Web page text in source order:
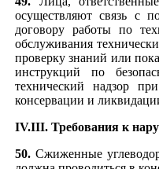
осуществляют связь с
договору работы по
обслуживания
проверку знаний или
инструкций по
технический надзор
консервации и
IV.III. Требования к
50. Сжиженные